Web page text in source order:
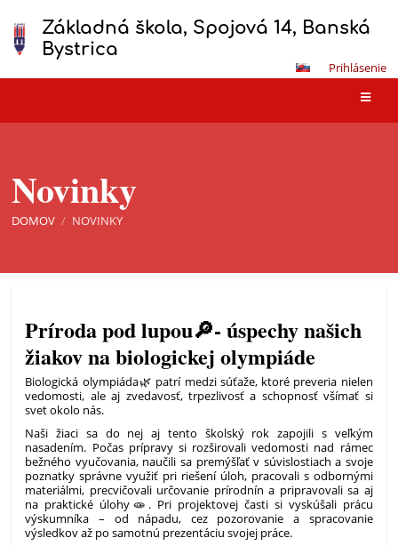
Základná škola, Spojová 14, Banská
Bystrica
Prihlásenie
Novinky
DOMOV / NOVINKY
Príroda pod lupou🔎- úspechy našich
žiakov na biologickej olympiáde
Biologická olympiáda🌿 patrí medzi súťaže, ktoré preveria nielen
vedomosti, ale aj zvedavosť, trpezlivosť a schopnosť všímať si
svet okolo nás.
Naši žiaci sa do nej aj tento školský rok zapojili s veľkým
nasadením. Počas prípravy si rozširovali vedomosti nad rámec
bežného vyučovania, naučili sa premýšľať v súvislostiach a svoje
poznatky správne využiť pri riešení úloh, pracovali s odbornými
materiálmi, precvičovali určovanie prírodnín a pripravovali sa aj
na praktické úlohy🧫. Pri projektovej časti si vyskúšali prácu
výskumníka – od nápadu, cez pozorovanie a spracovanie
výsledkov až po samotnú prezentáciu svojej práce.